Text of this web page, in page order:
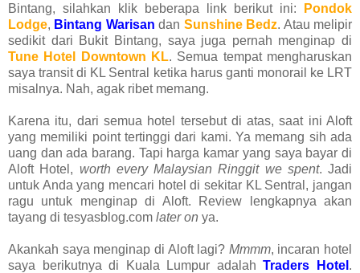
Bintang, silahkan klik beberapa link berikut ini:
Pondok
Lodge, Bintang Warisan dan Sunshine Bedz. Atau melipir
sedikit dari Bukit Bintang, saya juga pernah menginap di
Tune Hotel Downtown KL. Semua tempat mengharuskan
saya transit di KL Sentral ketika harus ganti monorail ke LRT
misalnya. Nah, agak ribet memang.
Karena itu, dari semua hotel tersebut di atas, saat ini Aloft
yang memiliki point tertinggi dari kami. Ya memang sih ada
uang dan ada barang. Tapi harga kamar yang saya bayar di
Aloft Hotel, worth every Malaysian Ringgit we spent. Jadi
untuk Anda yang mencari hotel di sekitar KL Sentral, jangan
ragu untuk menginap di Aloft. Review lengkapnya akan
tayang di tesyasblog.com later on ya.
Akankah saya menginap di Aloft lagi? Mmmm, incaran hotel
saya berikutnya di Kuala Lumpur adalahTraders Hotel .